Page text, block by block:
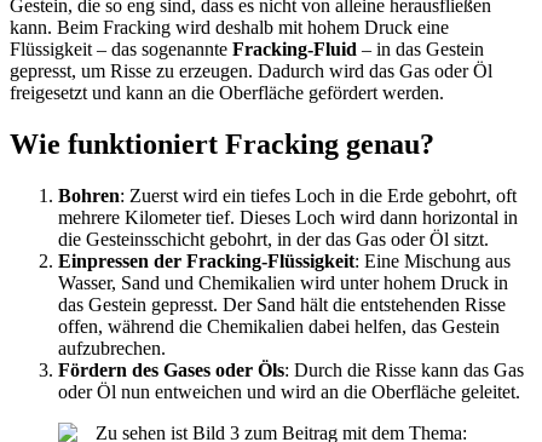
Gestein, die so eng sind, dass es nicht von alleine herausfließen
kann. Beim Fracking wird deshalb mit hohem Druck eine
Flüssigkeit – das sogenannte Fracking-Fluid – in das Gestein
gepresst, um Risse zu erzeugen. Dadurch wird das Gas oder Öl
freigesetzt und kann an die Oberfläche gefördert werden.
Wie funktioniert Fracking genau?
Bohren: Zuerst wird ein tiefes Loch in die Erde gebohrt, oft
mehrere Kilometer tief. Dieses Loch wird dann horizontal in
die Gesteinsschicht gebohrt, in der das Gas oder Öl sitzt.
Einpressen der Fracking-Flüssigkeit: Eine Mischung aus
Wasser, Sand und Chemikalien wird unter hohem Druck in
das Gestein gepresst. Der Sand hält die entstehenden Risse
offen, während die Chemikalien dabei helfen, das Gestein
aufzubrechen.
Fördern des Gases oder Öls: Durch die Risse kann das Gas
oder Öl nun entweichen und wird an die Oberfläche geleitet.